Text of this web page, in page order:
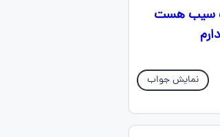
سیب هست
نمایش جواب